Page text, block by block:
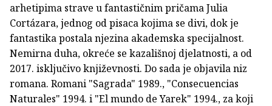
arhetipima strave u fantastičnim pričama Julia
Cortázara, jednog od pisaca kojima se divi, dok je
fantastika postala njezina akademska specijalnost.
Nemirna duha, okreće se kazališnoj djelatnosti, a od
2017. isključivo književnosti. Do sada je objavila niz
romana. Romani "Sagrada" 1989., "Consecuencias
Naturales" 1994. i "El mundo de Yarek" 1994., za koji